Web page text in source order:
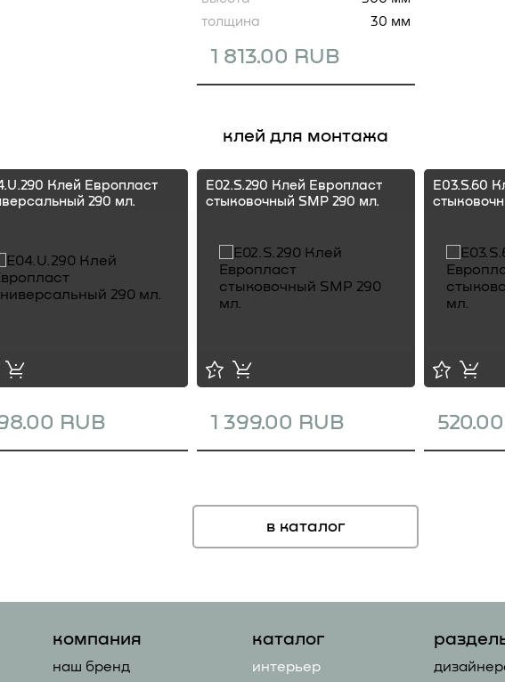
1 813.00 RUB
толщина
30 мм
клей для монтажа
Клей Европласт
290 мл.
RUB
E02.S.290 Клей Европласт
стыковочный SMP 290 мл.
1 399.00 RUB
E03.S.60
в каталог
компания
наш бренд
каталог
интерьер